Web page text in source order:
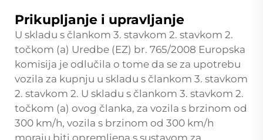
Prikupljanje i upravljanje
U skladu s člankom 3. stavkom 2. stavkom 2.
točkom (a) Uredbe (EZ) br. 765/2008 Europska
komisija je odlučila o tome da se za upotrebu
vozila za kupnju u skladu s člankom 3. stavkom
2. stavkom 2. U skladu s člankom 3. stavkom 2.
točkom (a) ovog članka, za vozila s brzinom od
300 km/h, vozila s brzinom od 300 km/h